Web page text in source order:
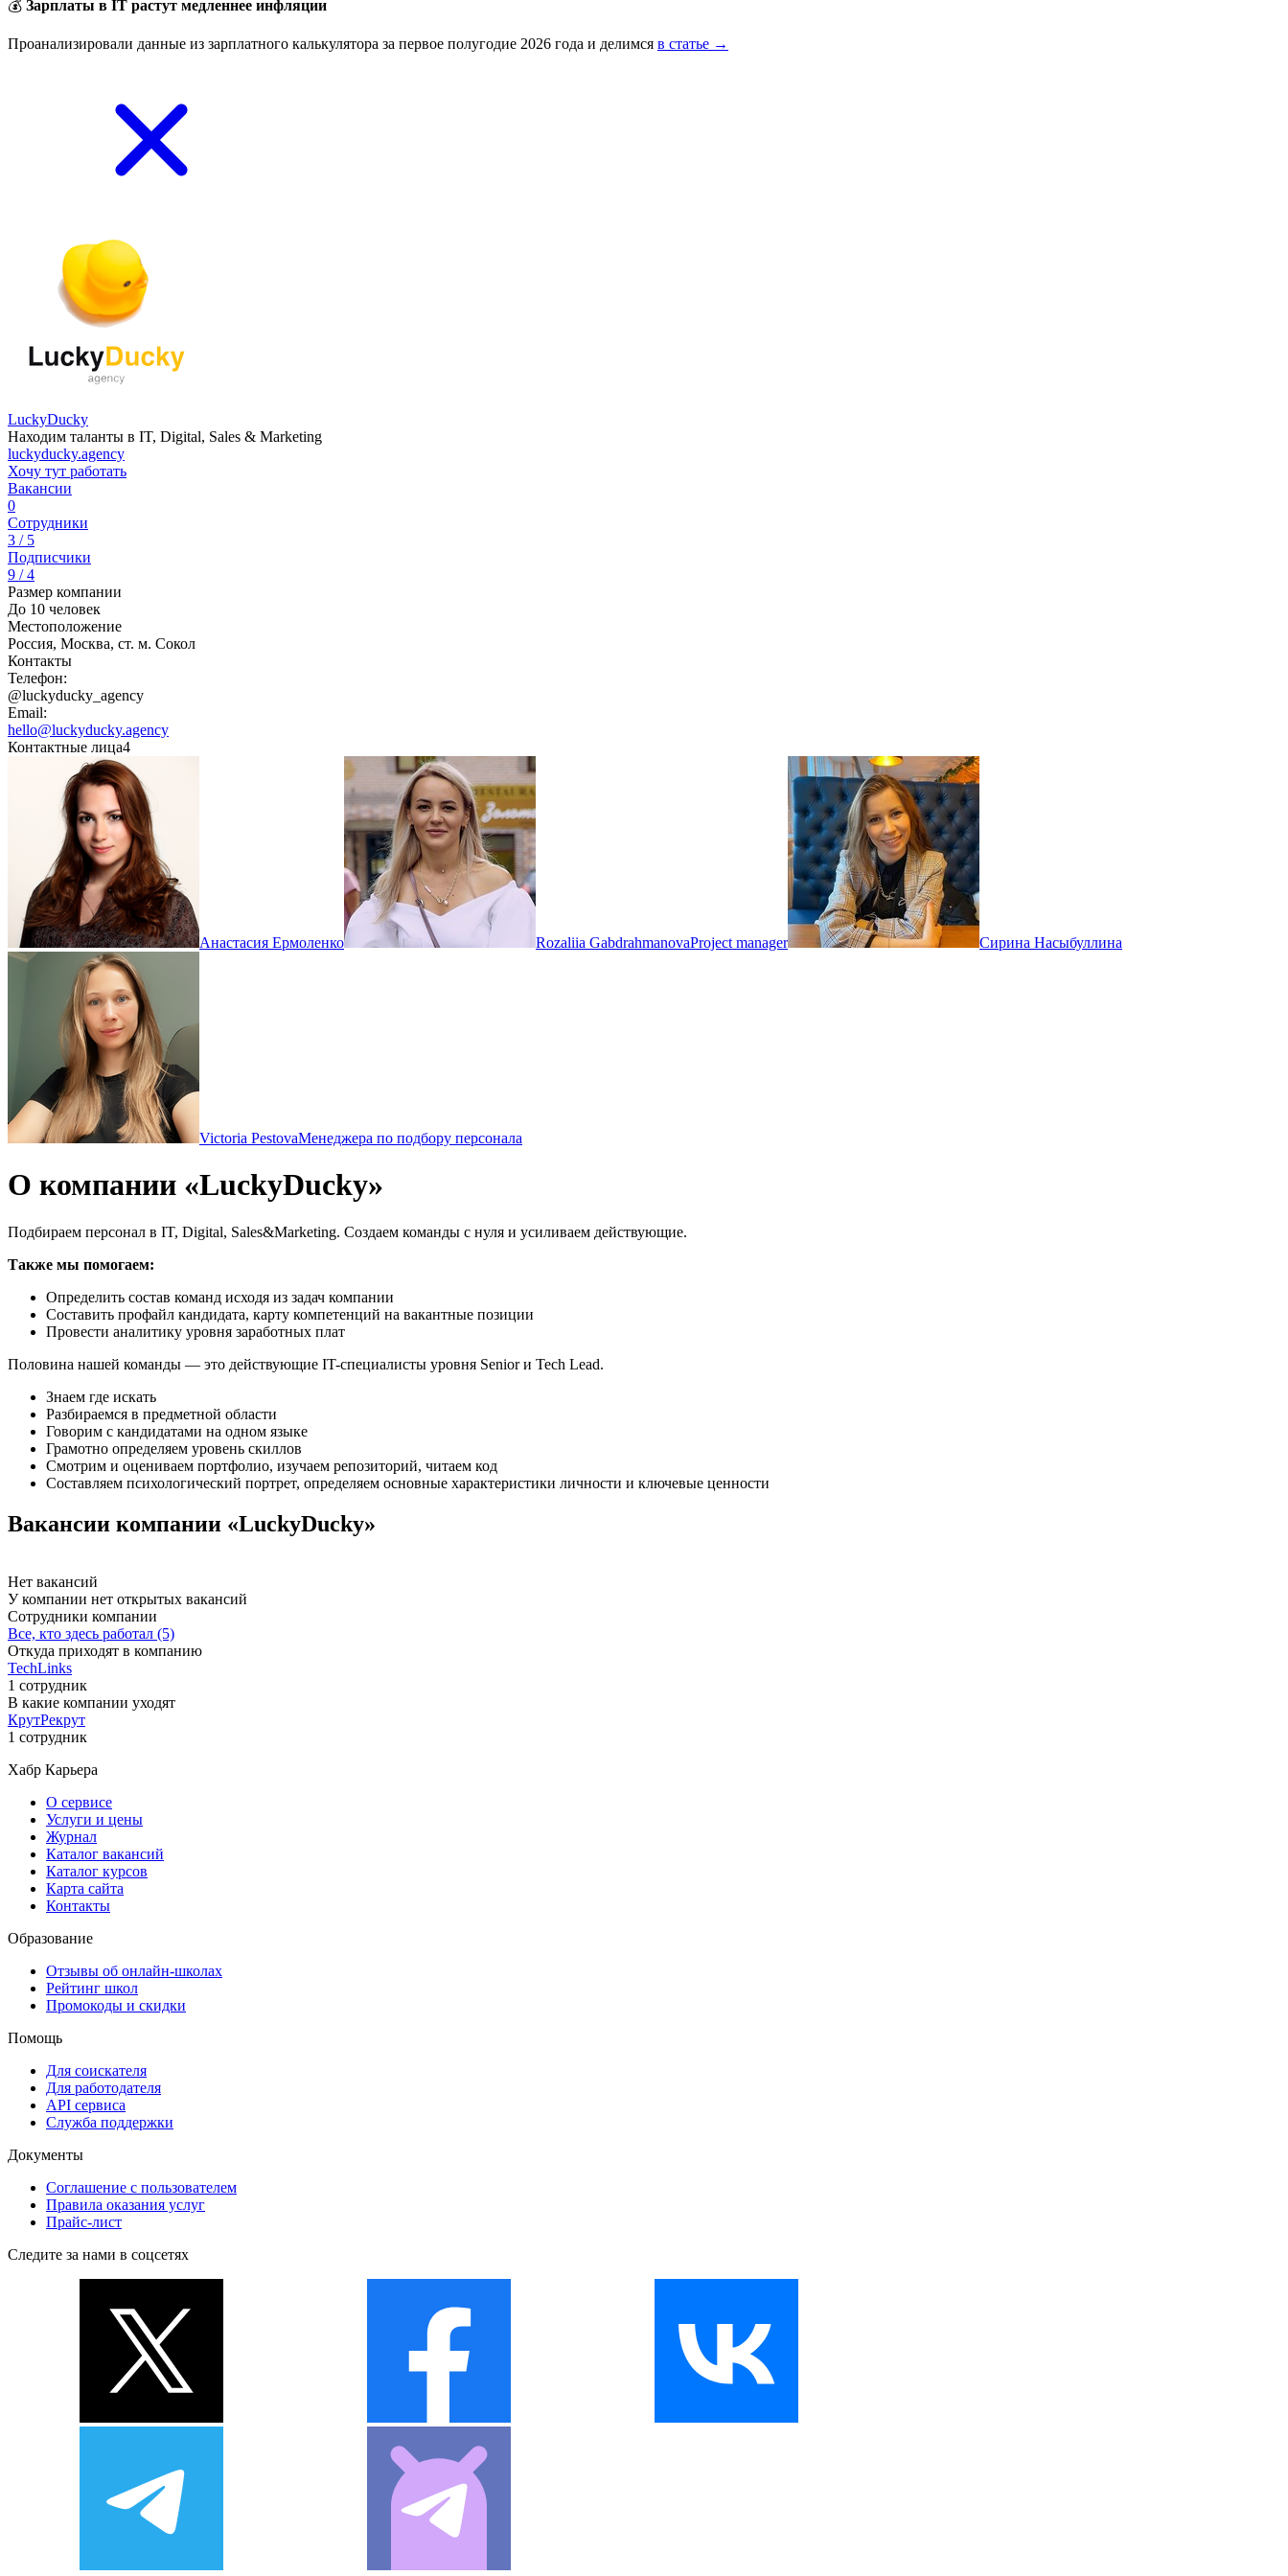
💰 Зарплаты в IT растут медленнее инфляции
Проанализировали данные из зарплатного калькулятора за первое полугодие 2026 года и делимся в статье →
LuckyDucky
Находим таланты в IT, Digital, Sales & Marketing
luckyducky.agency
Хочу тут работать
Вакансии
0
Сотрудники
3 / 5
Подписчики
9 / 4
Размер компании
До 10 человек
Местоположение
Россия, Москва, ст. м. Сокол
Контакты
Телефон:
@luckyducky_agency
Email:
hello@luckyducky.agency
Контактные лица4
Анастасия Ермоленко Rozaliia GabdrahmanovaProject manager Сирина Насыбуллина
Victoria PestovaМенеджера по подбору персонала
О компании «LuckyDucky»
Подбираем персонал в IT, Digital, Sales&Marketing. Создаем команды с нуля и усиливаем действующие.
Также мы помогаем:
Определить состав команд исходя из задач компании
Составить профайл кандидата, карту компетенций на вакантные позиции
Провести аналитику уровня заработных плат
Половина нашей команды — это действующие IT-специалисты уровня Senior и Tech Lead.
Знаем где искать
Разбираемся в предметной области
Говорим с кандидатами на одном языке
Грамотно определяем уровень скиллов
Смотрим и оцениваем портфолио, изучаем репозиторий, читаем код
Составляем психологический портрет, определяем основные характеристики личности и ключевые ценности
Вакансии компании «LuckyDucky»
Нет вакансий
У компании нет открытых вакансий
Сотрудники компании
Все, кто здесь работал (5)
Откуда приходят в компанию
TechLinks
1 сотрудник
В какие компании уходят
КрутРекрут
1 сотрудник
Хабр Карьера
О сервисе
Услуги и цены
Журнал
Каталог вакансий
Каталог курсов
Карта сайта
Контакты
Образование
Отзывы об онлайн-школах
Рейтинг школ
Промокоды и скидки
Помощь
Для соискателя
Для работодателя
API сервиса
Служба поддержки
Документы
Соглашение с пользователем
Правила оказания услуг
Прайс-лист
Следите за нами в соцсетях